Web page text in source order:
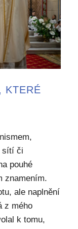
KTERÉ
sítí či
pouhé
znamením.
ale naplnění
z mého
k tomu,